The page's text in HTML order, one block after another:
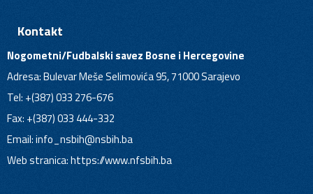
Kontakt
Nogometni/Fudbalski savez Bosne i Hercegovine
Adresa: Bulevar Meše Selimovića 95, 71000 Sarajevo
Tel: +(387) 033 276-676
Fax: +(387) 033 444-332
Email:info_nsbih@nsbih.ba
Web stranica: https://www.nfsbih.ba